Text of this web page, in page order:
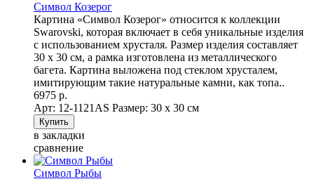
Символ Козерог
Картина «Символ Козерог» относится к коллекции
Swarovski, которая включает в себя уникальные изделия
с использованием хрусталя. Размер изделия составляет
30 х 30 см, а рамка изготовлена из металлического
багета. Картина выложена под стеклом хрусталем,
имитирующим такие натуральные камни, как топа..
6975 р.
Арт: 12-1121AS Размер: 30 х 30 см
в закладки
сравнение
Символ Рыбы